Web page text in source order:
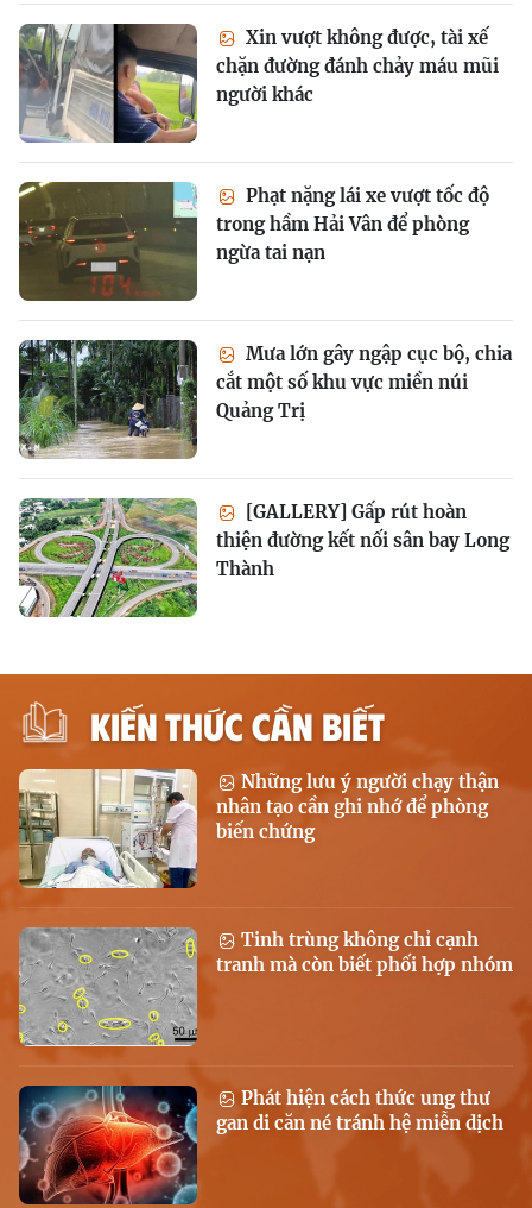
Xin vượt không được, tài xế
chặn đường đánh chảy máu mũi
người khác
Phạt nặng lái xe vượt tốc độ
trong hầm Hải Vân để phòng
ngừa tai nạn
Mưa lớn gây ngập cục bộ, chia
cắt một số khu vực miền núi
Quảng Trị
[GALLERY] Gấp rút hoàn
thiện đường kết nối sân bay Long
Thành
KIẾN THỨC CẦN BIẾT
Những lưu ý người chạy thận
nhân tạo cần ghi nhớ để phòng
biến chứng
Tinh trùng không chỉ cạnh
tranh mà còn biết phối hợp nhóm
Phát hiện cách thức ung thư
gan di căn né tránh hệ miễn dịch